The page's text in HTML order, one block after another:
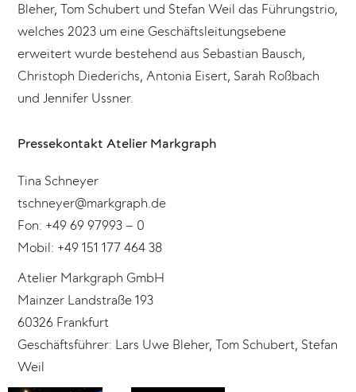
Bleher, Tom Schubert und Stefan Weil das Führungstrio,
welches 2023 um eine Geschäftsleitungsebene
erweitert wurde bestehend aus Sebastian Bausch,
Christoph Diederichs, Antonia Eisert, Sarah Roßbach
und Jennifer Ussner.
Pressekontakt Atelier Markgraph
Tina Schneyer
tschneyer@markgraph.de
Fon: +49 69 97993 – 0
Mobil: +49 151 177 464 38
Atelier Markgraph GmbH
Mainzer Landstraße 193
60326 Frankfurt
Geschäftsführer: Lars Uwe Bleher, Tom Schubert, Stefan
Weil